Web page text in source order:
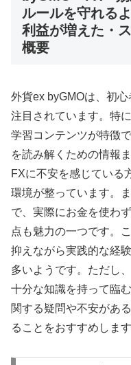
ルールを守れる
利益が増えた・
概要
外貨ex byGMOは、初
注目されています。特
学習コンテンツが特徴
を読み解くための情報
FXに不安を感じている
環境が整っています。
で、実際にお金を使わ
点も魅力の一つです。
抑えながら実践的な経
多いようです。ただし
十分な知識を持って臨
関する疑問や不安があ
ることをおすすめします